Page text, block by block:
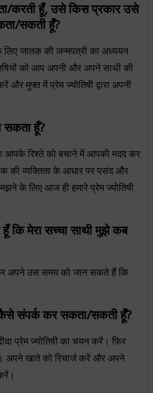
करती हूँ, उसे किस प्रकार उसे
सकती हूँ?
जातक की जन्मपत्री का अध्ययन
को आप अपनी और अपने साथी की
और मुफ्त में प्रेम ज्योतिषी द्वारा अपनी
सकता हूँ?
रिश्ते को बचाने में आपकी मदद कर
की व्यक्तित्व के आधार पर पसंद और
के लिए आज ही हमारे प्रेम ज्योतिषी
कि मेरा सच्चा साथी मुझे कब
अपने उस समय को जान सकते हैं कि
कैसे संपर्क कर सकता/सकती हूँ?
प्रेम ज्योतिषी का चयन करें। फिर
खाते को रिचार्ज करें और अपने